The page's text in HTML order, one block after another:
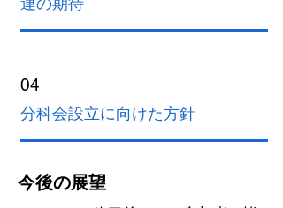
04
分科会設立に向けた方針
今後の展望